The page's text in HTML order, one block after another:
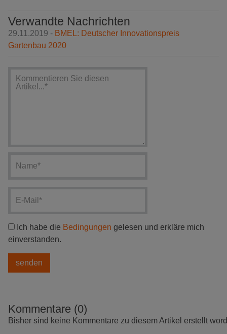
Verwandte Nachrichten
29.11.2019 - BMEL: Deutscher Innovationspreis
Gartenbau 2020
Ich habe die Bedingungen gelesen und erkläre mich
einverstanden.
Kommentare (0)
Bisher sind keine Kommentare zu diesem Artikel erstellt